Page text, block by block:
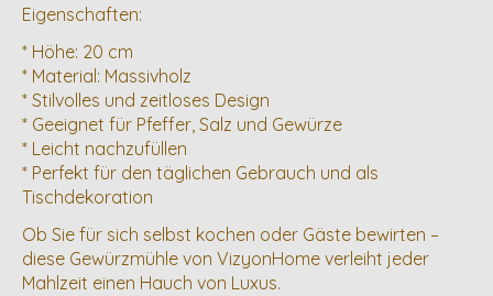
Eigenschaften:
* Höhe: 20 cm
* Material: Massivholz
* Stilvolles und zeitloses Design
* Geeignet für Pfeffer, Salz und Gewürze
* Leicht nachzufüllen
* Perfekt für den täglichen Gebrauch und als
Tischdekoration
Ob Sie für sich selbst kochen oder Gäste bewirten –
diese Gewürzmühle von VizyonHome verleiht jeder
Mahlzeit einen Hauch von Luxus.